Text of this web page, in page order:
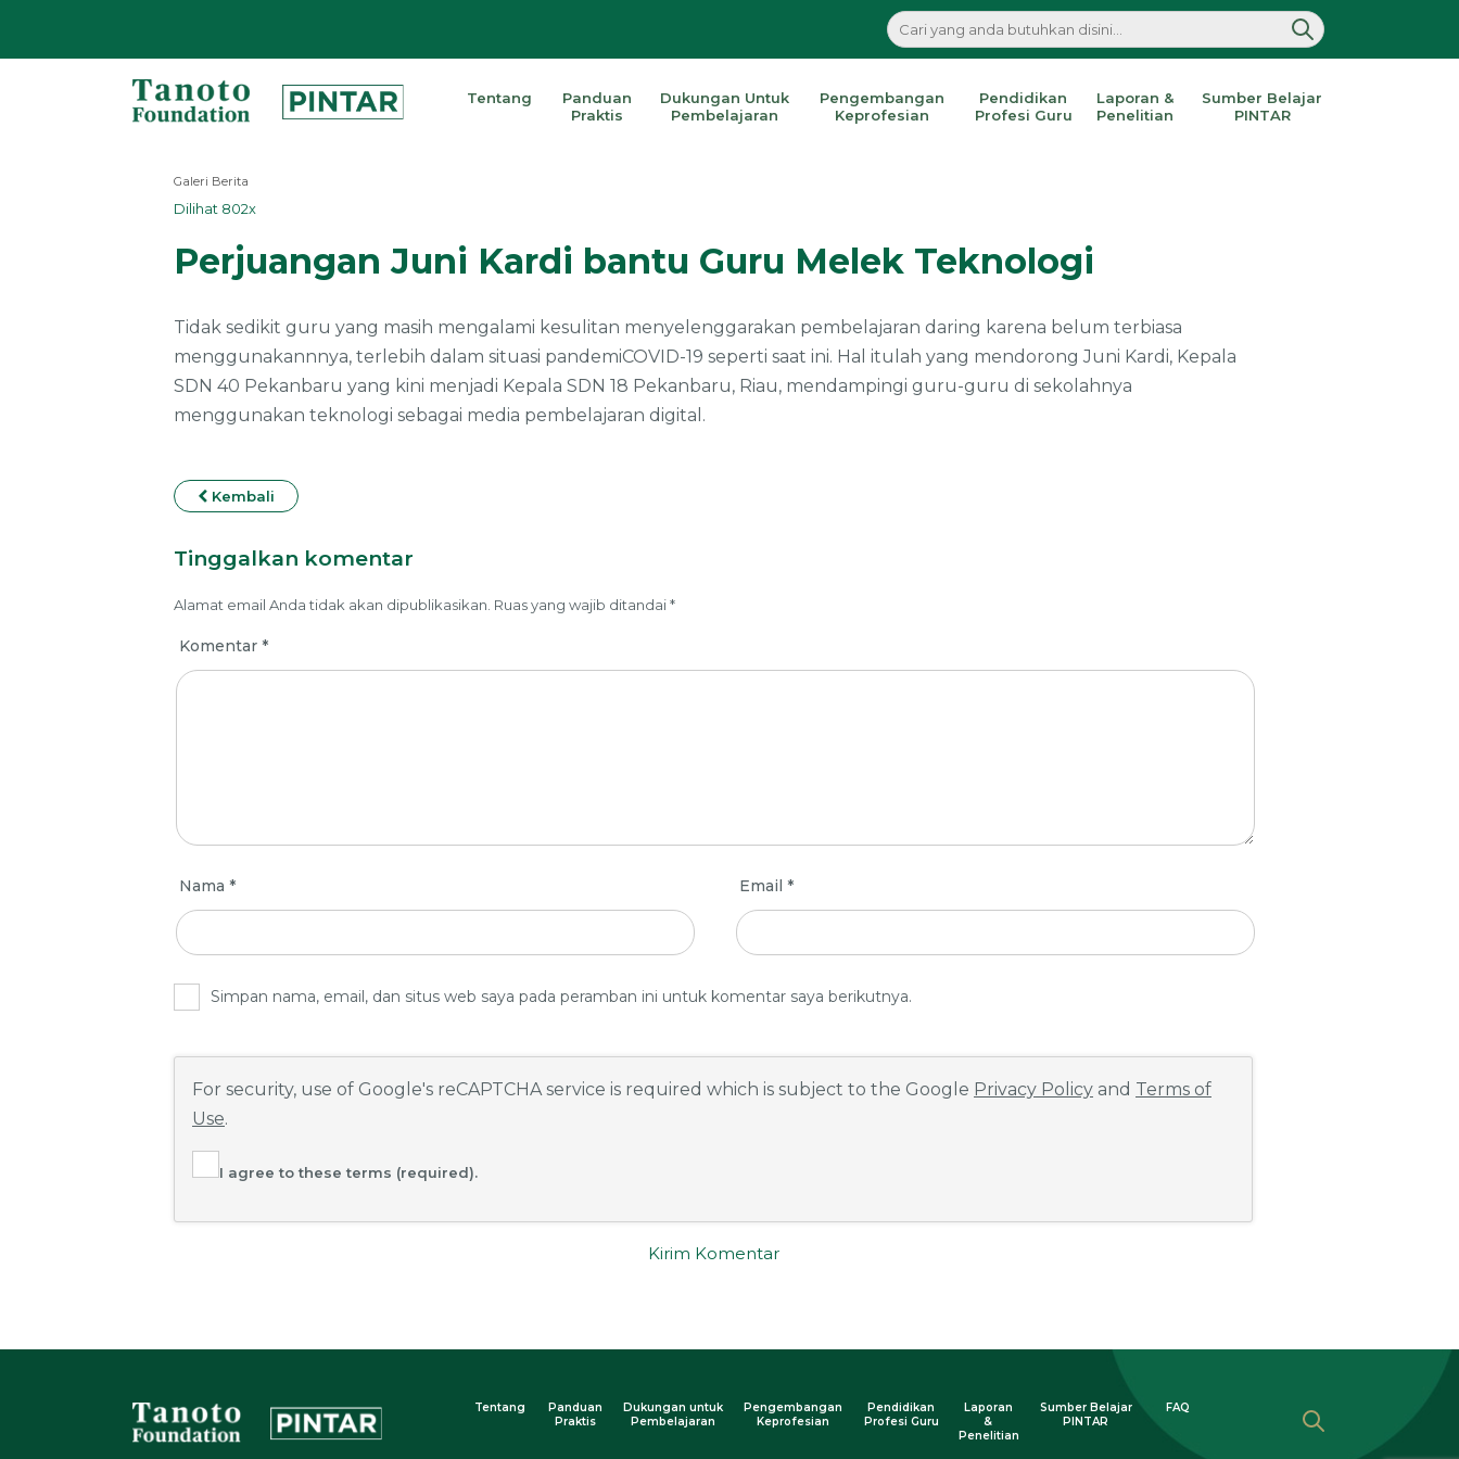
Tanoto
Tentang
Panduan
Praktis
Dukungan Untuk
Pembelajaran
Pengembangan
Keprofesian
Pendidikan
Profesi Guru
Laporan &
Penelitian
Sumber Belajar
PINTAR
Galeri Berita
Dilihat 802x
Perjuangan Juni Kardi bantu Guru Melek Teknologi
Tidak sedikit guru yang masih mengalami kesulitan menyelenggarakan pembelajaran daring karena belum terbiasa
menggunakannnya, terlebih dalam situasi pandemiCOVID-19 seperti saat ini. Hal itulah yang mendorong Juni Kardi, Kepala
SDN 40 Pekanbaru yang kini menjadi Kepala SDN 18 Pekanbaru, Riau, mendampingi guru-guru di sekolahnya
menggunakan teknologi sebagai media pembelajaran digital.
Kembali
Tinggalkan komentar
Alamat email Anda tidak akan dipublikasikan. Ruas yang wajib ditandai*
Komentar *
Nama * Email *
Simpan nama, email, dan situs web saya pada peramban ini untuk komentar saya berikutnya.
For security, use of Google's reCAPTCHA service is required which is subject to the Google Privacy Policy and Terms of
Use.
I agree to these terms (required).
Tentang
Panduan
Praktis
Dukungan untuk
Pembelajaran
Pengembangan
Keprofesian
Pendidikan
Profesi Guru
Laporan
&
Penelitian
Sumber Belajar
PINTAR
FAQ